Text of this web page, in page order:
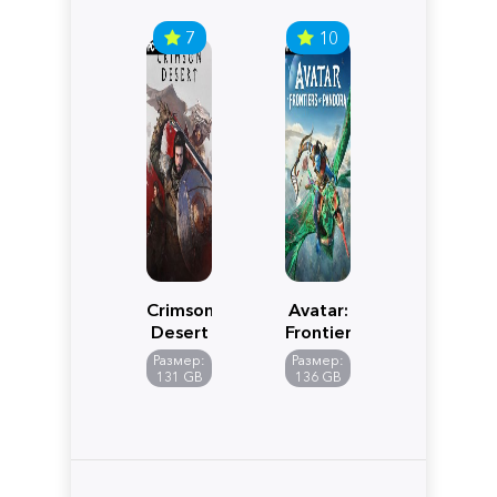
7
Crimson
Desert
Размер:
131 GB
10
Avatar:
Frontiers
of
Pandora
Размер:
136 GB